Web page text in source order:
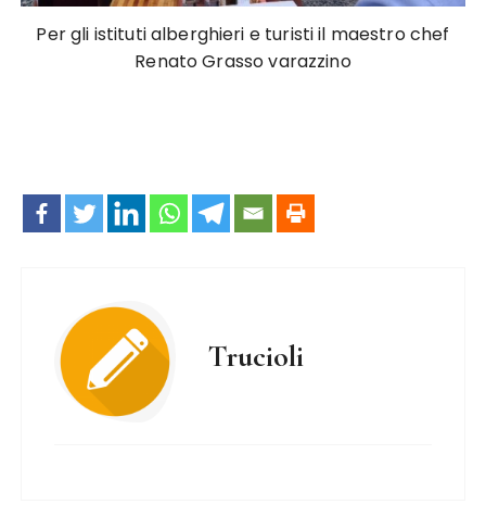
Per gli istituti alberghieri e turisti il maestro chef
Renato Grasso varazzino
Trucioli